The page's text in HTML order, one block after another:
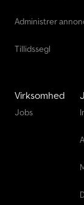
Administrer
Tillidssegl
Virksomhed
Jobs